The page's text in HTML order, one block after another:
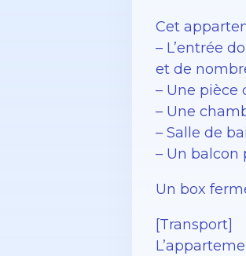
Cet
– L’entrée
et de
– Une pièce
– Une
– Salle de
– Un balcon
Un box
[Transport]